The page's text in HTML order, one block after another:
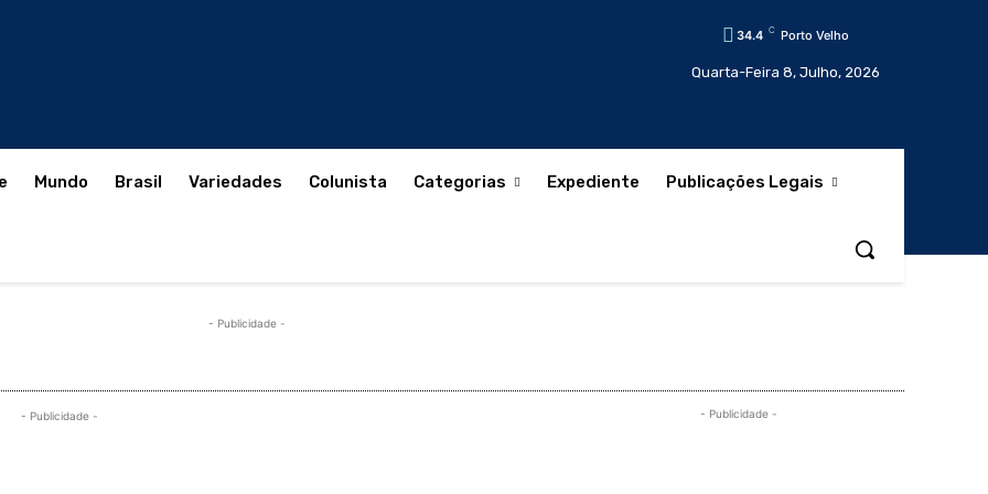
34.4 C Porto Velho
Quarta-Feira 8, Julho, 2026
Mundo Brasil Variedades Colunista Categorias Expediente Publicações Legais
- Publicidade -
- Publicidade - - Publicidade -